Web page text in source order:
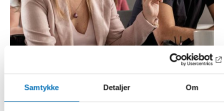
Samtykke Detaljer Om